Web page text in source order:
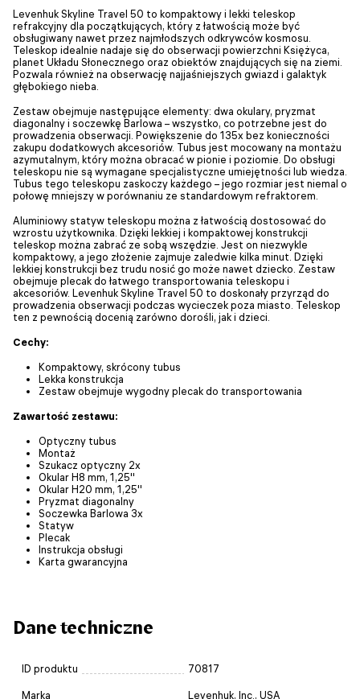
Levenhuk Skyline Travel 50 to kompaktowy i lekki teleskop
refrakcyjny dla początkujących, który z łatwością może być
obsługiwany nawet przez najmłodszych odkrywców kosmosu.
Teleskop idealnie nadaje się do obserwacji powierzchni Księżyca,
planet Układu Słonecznego oraz obiektów znajdujących się na ziemi.
Pozwala również na obserwację najjaśniejszych gwiazd i galaktyk
głębokiego nieba.
Zestaw obejmuje następujące elementy: dwa okulary, pryzmat
diagonalny i soczewkę Barlowa – wszystko, co potrzebne jest do
prowadzenia obserwacji. Powiększenie do 135x bez konieczności
zakupu dodatkowych akcesoriów. Tubus jest mocowany na montażu
azymutalnym, który można obracać w pionie i poziomie. Do obsługi
teleskopu nie są wymagane specjalistyczne umiejętności lub wiedza.
Tubus tego teleskopu zaskoczy każdego – jego rozmiar jest niemal o
połowę mniejszy w porównaniu ze standardowym refraktorem.
Aluminiowy statyw teleskopu można z łatwością dostosować do
wzrostu użytkownika. Dzięki lekkiej i kompaktowej konstrukcji
teleskop można zabrać ze sobą wszędzie. Jest on niezwykle
kompaktowy, a jego złożenie zajmuje zaledwie kilka minut. Dzięki
lekkiej konstrukcji bez trudu nosić go może nawet dziecko. Zestaw
obejmuje plecak do łatwego transportowania teleskopu i
akcesoriów. Levenhuk Skyline Travel 50 to doskonały przyrząd do
prowadzenia obserwacji podczas wycieczek poza miasto. Teleskop
ten z pewnością docenią zarówno dorośli, jak i dzieci.
Cechy:
Kompaktowy, skrócony tubus
Lekka konstrukcja
Zestaw obejmuje wygodny plecak do transportowania
Zawartość zestawu:
Optyczny tubus
Montaż
Szukacz optyczny 2x
Okular H8 mm, 1,25''
Okular H20 mm, 1,25''
Pryzmat diagonalny
Soczewka Barlowa 3х
Statyw
Plecak
Instrukcja obsługi
Karta gwarancyjna
Dane techniczne
ID produktu 70817
Marka Levenhuk, Inc., USA